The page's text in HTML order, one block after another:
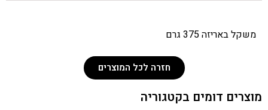
משקל באריזה 375 גרם
חזרה לכל המוצרים
מוצרים דומים בקטגוריה